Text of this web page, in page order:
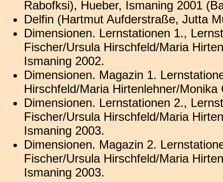
Rabofksi), Hueber, Ismaning 2001
Delfin (Hartmut Aufderstraße, Jutta
Dimensionen. Lernstationen 1.,
Fischer/Ursula Hirschfeld/Maria
Ismaning 2002.
Dimensionen. Magazin 1.
Hirschfeld/Maria Hirtenlehner/
Dimensionen. Lernstationen 2.,
Fischer/Ursula Hirschfeld/Maria
Ismaning 2003.
Dimensionen. Magazin 2.
Fischer/Ursula Hirschfeld/Maria
Ismaning 2003.